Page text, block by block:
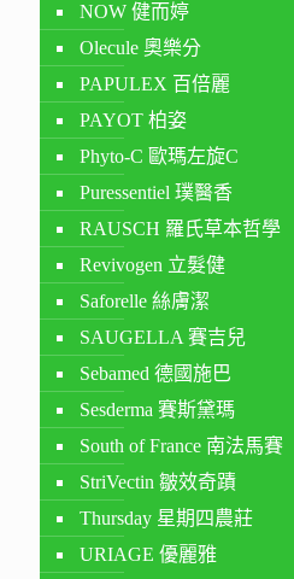
NOW 健而婷
Olecule 奧樂分
PAPULEX 百倍麗
PAYOT 柏姿
Phyto-C 歐瑪左旋C
Puressentiel 璞醫香
RAUSCH 羅氏草本哲學
Revivogen 立髮健
Saforelle 絲膚潔
SAUGELLA 賽吉兒
Sebamed 德國施巴
Sesderma 賽斯黛瑪
South of France 南法馬賽
StriVectin 皺效奇蹟
Thursday 星期四農莊
URIAGE 優麗雅